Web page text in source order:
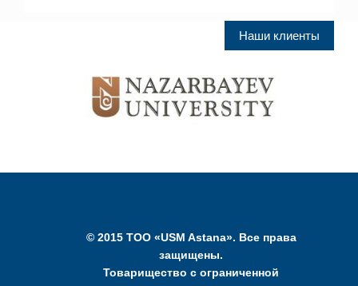
Наши клиенты
© 2015 ТОО «USM Astana». Все права
защищены.
Товарищество с ограниченной